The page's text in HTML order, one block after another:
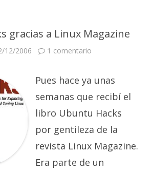
gracias a Linux Magazine
12/2006 1 comentario
a
Linux
Magazine
Pues hace ya unas
semanas que recibí el
libro Ubuntu Hacks
por gentileza de la
revista Linux Magazine.
Era parte de un